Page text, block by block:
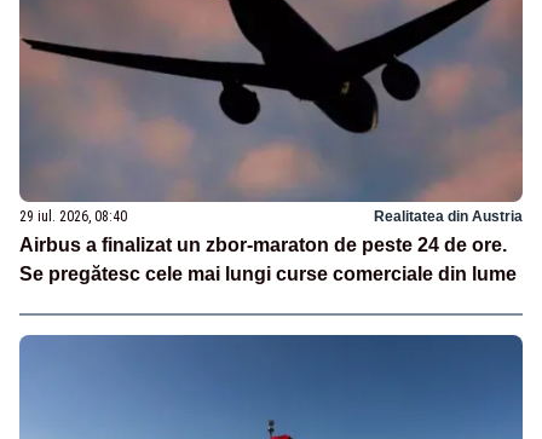
29 iul. 2026, 08:40 Realitatea din Austria
Airbus a finalizat un zbor-maraton de peste 24 de ore.
Se pregătesc cele mai lungi curse comerciale din lume